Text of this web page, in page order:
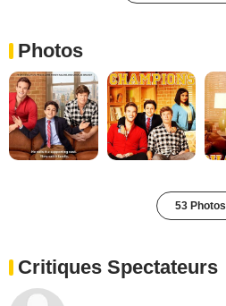
Photos
53 Photos
Critiques Spectateurs